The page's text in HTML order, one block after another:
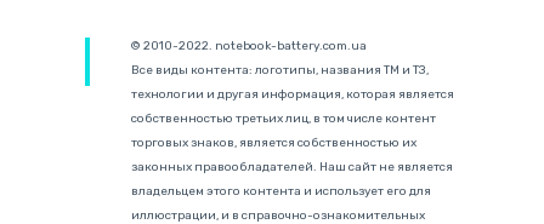
© 2010-2022. notebook-battery.com.ua
Все виды контента: логотипы, названия ТМ и ТЗ,
технологии и другая информация, которая является
собственностью третьих лиц, в том числе контент
торговых знаков, является собственностью их
законных правообладателей. Наш сайт не является
владельцем этого контента и использует его для
иллюстрации, и в справочно-ознакомительных